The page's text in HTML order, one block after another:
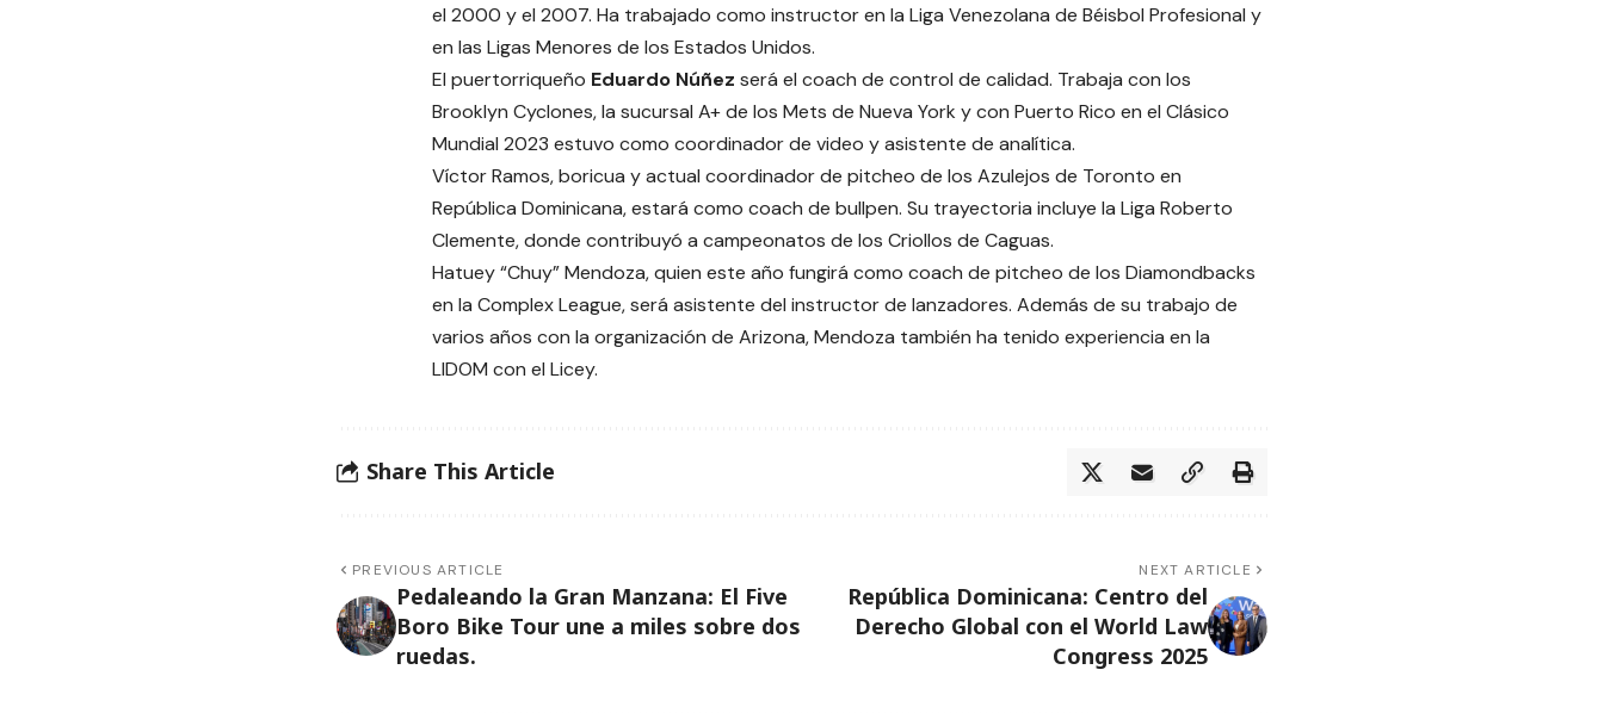
el 2000 y el 2007. Ha trabajado como instructor en la Liga Venezolana de Béisbol Profesional y
en las Ligas Menores de los Estados Unidos.
El puertorriqueño Eduardo Núñez será el coach de control de calidad. Trabaja con los
Brooklyn Cyclones, la sucursal A+ de los Mets de Nueva York y con Puerto Rico en el Clásico
Mundial 2023 estuvo como coordinador de video y asistente de analítica.
Víctor Ramos, boricua y actual coordinador de pitcheo de los Azulejos de Toronto en
República Dominicana, estará como coach de bullpen. Su trayectoria incluye la Liga Roberto
Clemente, donde contribuyó a campeonatos de los Criollos de Caguas.
Hatuey “Chuy” Mendoza, quien este año fungirá como coach de pitcheo de los Diamondbacks
en la Complex League, será asistente del instructor de lanzadores. Además de su trabajo de
varios años con la organización de Arizona, Mendoza también ha tenido experiencia en la
LIDOM con el Licey.
Share This Article
PREVIOUS ARTICLE
Pedaleando la Gran Manzana: El Five
Boro Bike Tour une a miles sobre dos
ruedas.
NEXT ARTICLE
República Dominicana: Centro del
Derecho Global con el World Law
Congress 2025